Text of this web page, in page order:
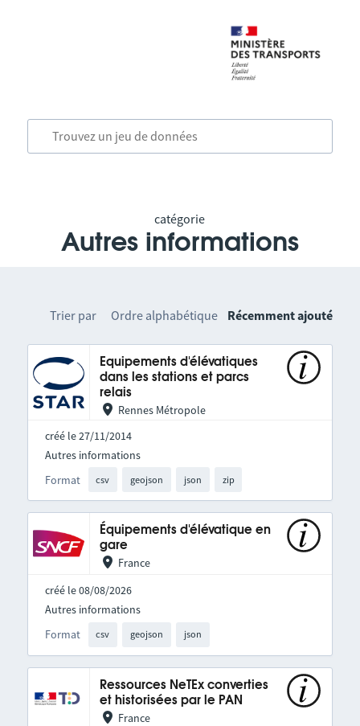
catégorie
Autres informations
Trier par Ordre alphabétique Récemment ajouté
Equipements d'élévatiques
dans les stations et parcs
relais
Rennes Métropole
créé le 27/11/2014
Format csv geojson json zip
Autres informations
Équipements d'élévatique en
gare
France
créé le 08/08/2026
Format csv geojson json
Autres informations
Ressources NeTEx converties
et historisées par le PAN
France